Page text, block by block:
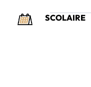
SCOLAIRE